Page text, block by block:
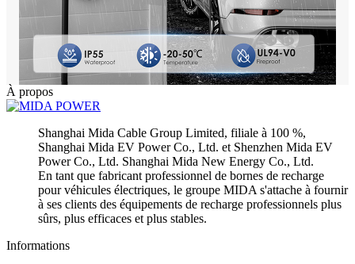
À propos
Shanghai Mida Cable Group Limited, filiale à 100 %,
Shanghai Mida EV Power Co., Ltd. et Shenzhen Mida EV
Power Co., Ltd. Shanghai Mida New Energy Co., Ltd.
En tant que fabricant professionnel de bornes de recharge
pour véhicules électriques, le groupe MIDA s'attache à fournir
à ses clients des équipements de recharge professionnels plus
sûrs, plus efficaces et plus stables.
Informations